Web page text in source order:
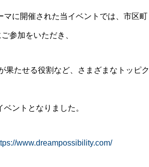
マに開催された当イベントでは、市区町
参加をいただき、
果たせる役割など、さまざまなトッピク
ントとなりました。
www.dreampossibility.com/